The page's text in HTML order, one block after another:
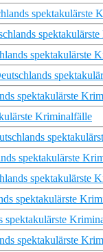
spektakulärste
spektakulärste
spektakulärste
Kriminalfälle
spektakulärste
spektakulärste
spektakulärste
spektakulärste
spektakulärste